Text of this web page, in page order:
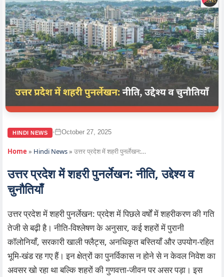
HINDI NEWS • October 27, 2025
Home » Hindi News» उत्तर प्रदेश में शहरी पुनर्लेखन:…
उत्तर प्रदेश में शहरी पुनर्लेखन: नीति, उद्देश्य व
चुनौतियाँ
उत्तर प्रदेश में शहरी पुनर्लेखन: प्रदेश में पिछले वर्षों में शहरीकरण की गति
तेजी से बढ़ी है। नीति‑विश्लेषण के अनुसार, कई शहरों में पुरानी
कॉलोनियाँ, सरकारी खाली फ्लैट्स, अनधिकृत बस्तियाँ और उपयोग‑रहित
भूमि‑खंड रह गए हैं। इन क्षेत्रों का पुनर्विकास न होने से न केवल निवेश का
अवसर खो रहा था बल्कि शहरों की गुणवत्ता‑जीवन पर असर पड़ा। इस